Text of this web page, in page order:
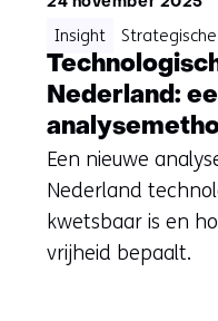
Nederland:
Een nieuwe
Nederland
kwetsbaar is en
vrijheid bepaalt.
Insight